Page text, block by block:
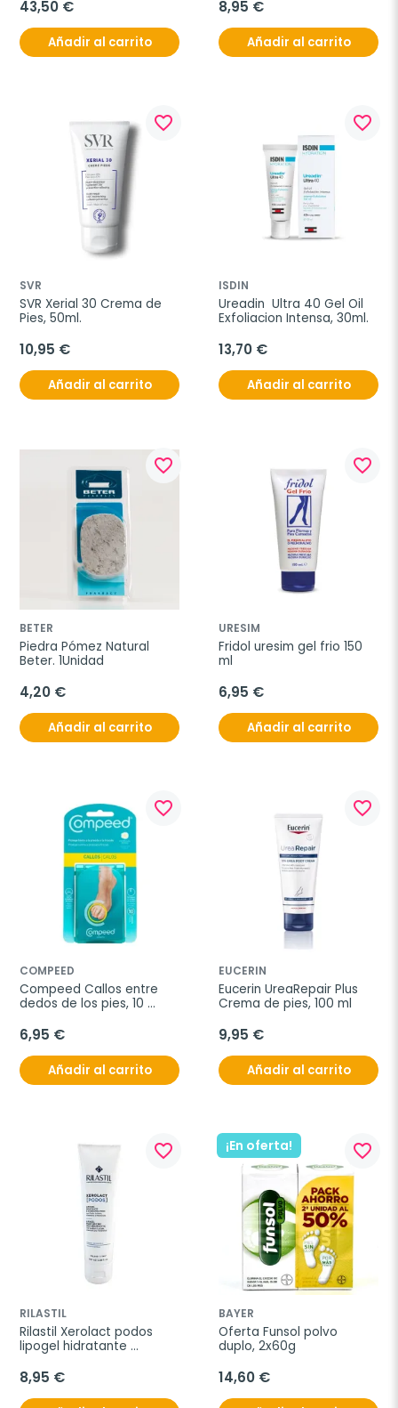
43,50 €
Añadir al carrito
8,95 €
Añadir al carrito
favorite_border
SVR
SVR Xerial 30 Crema de
Pies, 50ml.
10,95 €
Añadir al carrito
favorite_border
ISDIN
Ureadin  Ultra 40 Gel Oil
Exfoliacion Intensa, 30ml.
13,70 €
Añadir al carrito
favorite_border
BETER
Piedra Pómez Natural
Beter. 1Unidad
4,20 €
Añadir al carrito
favorite_border
URESIM
Fridol uresim gel frio 150
ml
6,95 €
Añadir al carrito
favorite_border
COMPEED
Compeed Callos entre
dedos de los pies, 10
6,95 €
Añadir al carrito
favorite_border
EUCERIN
Eucerin UreaRepair Plus
Crema de pies, 100 ml
9,95 €
Añadir al carrito
favorite_border
RILASTIL
Rilastil Xerolact podos
lipogel hidratante
8,95 €
¡En oferta! favorite_border
BAYER
Oferta Funsol polvo
duplo, 2x60g
14,60 €